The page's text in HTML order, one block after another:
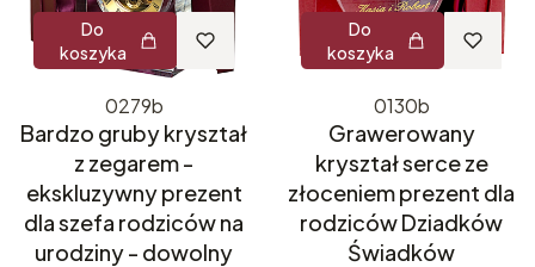
Do
koszyka
0279b
Bardzo gruby kryształ
z zegarem -
ekskluzywny prezent
dla szefa rodziców na
urodziny - dowolny
Do
koszyka
0130b
Grawerowany
kryształ serce ze
złoceniem prezent dla
rodziców Dziadków
Świadków